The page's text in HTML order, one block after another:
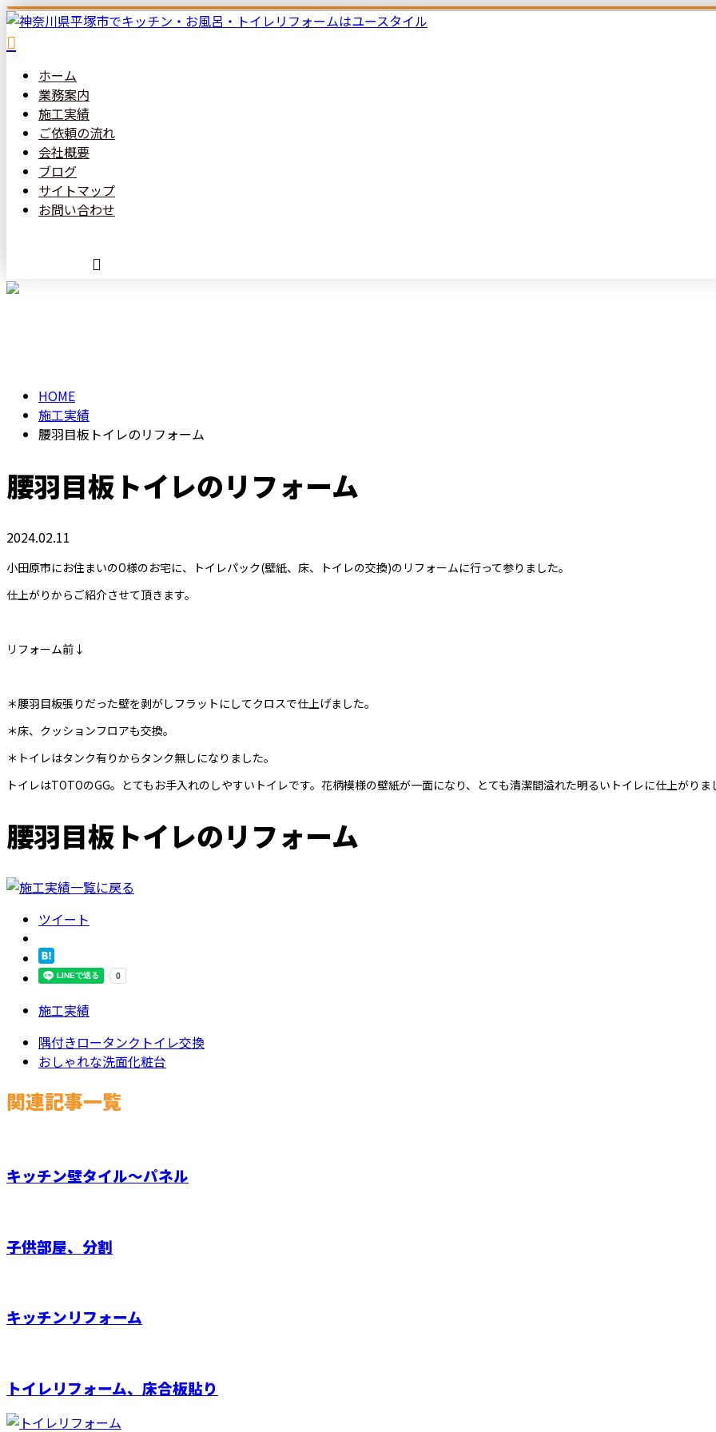
ホーム
業務案内
施工実績
ご依頼の流れ
会社概要
ブログ
サイトマップ
お問い合わせ
HOME
施工実績
腰羽目板トイレのリフォーム
腰羽目板トイレのリフォーム
2024.02.11
小田原市にお住まいのO様のお宅に、トイレパック(壁紙、床、トイレの交換)のリフォームに行って参りました。
仕上がりからご紹介させて頂きます。
リフォーム前↓
＊腰羽目板張りだった壁を剥がしフラットにしてクロスで仕上げました。
＊床、クッションフロアも交換。
＊トイレはタンク有りからタンク無しになりました。
トイレはTOTOのGG。とてもお手入れのしやすいトイレです。花柄模様の壁紙が一面になり、とても清潔間溢れた明るいトイレに仕上がりま
腰羽目板トイレのリフォーム
ツイート
施工実績
隅付きロータンクトイレ交換
おしゃれな洗面化粧台
関連記事一覧
キッチン壁タイル～パネル
子供部屋、分割
キッチンリフォーム
トイレリフォーム、床合板貼り